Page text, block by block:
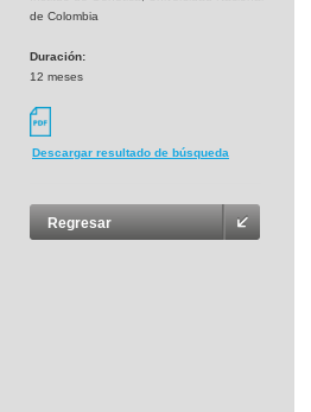
de Colombia
Duración:
12 meses
Descargar resultado de búsqueda
Regresar